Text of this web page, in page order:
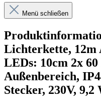
Menü schließen
Lichterkette, 12m
LEDs: 10cm 2x
Außenbereich,
Stecker, 230V, 9,2